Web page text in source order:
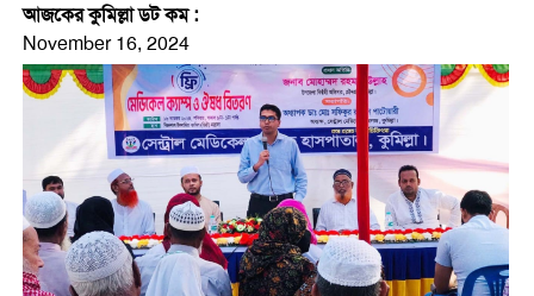
আজকের কুমিল্লা ডট কম :
November 16, 2024